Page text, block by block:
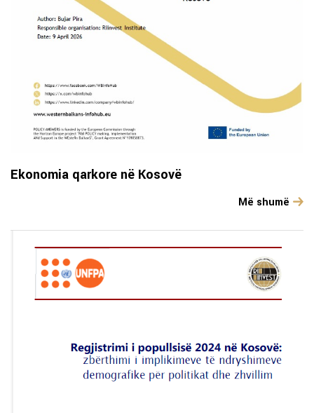
Ekonomia qarkore në Kosovë
Më shumë